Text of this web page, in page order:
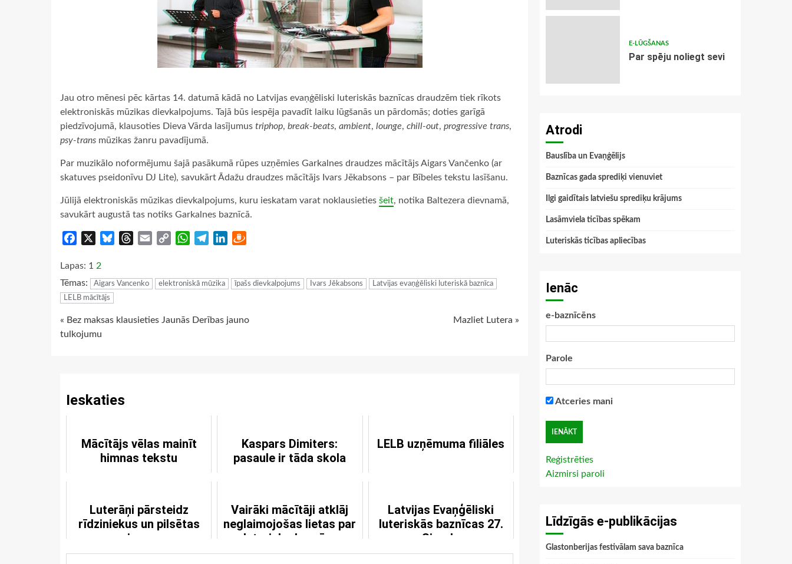
Jau otro mēnesi pēc kārtas 14. datumā kādā no Latvijas evaņģēliski luteriskās baznīcas draudzēm tiek rīkots
elektroniskās mūzikas dievkalpojums. Tajā būs iespēja pavadīt laiku lūgšanās un pārdomās; doties garīgā
piedzīvojumā, klausoties Dieva Vārda lasījumus triphop, break-beats, ambient, lounge, chill-out, progressive trans,
psy-trans mūzikas žanru pavadījumā.
Par muzikālo noformējumu šajā pasākumā rūpes uzņēmies Garkalnes draudzes mācītājs Aigars Vančenko (ar
skatuves pseidonīvu DJ Lite), savukārt Ādažu draudzes mācītājs Ivars Jēkabsons – par Bībeles tekstu lasīšanu.
Jūlijā elektroniskās mūzikas dievkalpojums, kuru ieskatam varat noklausieties šeit, notika Baltezera dievnamā,
savukārt augustā tas notiks Garkalnes baznīcā.
Facebook BlueskyThreads
Email
Copy
WhatsApp
TelegramLinkedIn
Lapas: 1 2
Tēmas:
Aigars Vancenko elektroniskā mūzika īpašs dievkalpojums Ivars Jēkabsons
Latvijas evaņģēliski luteriskā baznīca
LELB mācītājs
Continue
« Bez maksas klausieties Jaunās Derības jauno
tulkojumu
Mazliet Lutera »
Ieskaties
Mācītājs vēlas mainīt
himnas tekstu
Kaspars Dimiters:
pasaule ir tāda skola
LELB uzņēmuma filiāles
Luterāņi pārsteidz
rīdziniekus un pilsētas
viesus
Vairāki mācītāji atklāj
neglaimojošas lietas par
luterisko baznīcu
Latvijas Evaņģēliski
luteriskās baznīcas 27.
Sinode
E-LŪGŠANAS
Par spēju noliegt sevi
Atrodi
Bauslība un Evaņģēlijs
Baznīcas gada sprediķi vienuviet
Ilgi gaidītais latviešu sprediķu krājums
Lasāmviela ticības spēkam
Luteriskās ticības apliecības
Ienāc
e-baznīcēns
Parole
Atceries mani
Reģistrēties
Aizmirsi paroli
Līdzīgās e-publikācijas
Glastonberijas festivālam sava baznīca